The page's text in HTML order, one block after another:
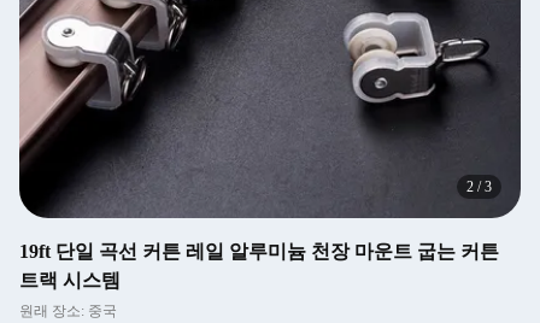
2 /3
19ft 단일 곡선 커튼 레일 알루미늄 천장 마운트 굽는 커튼
트랙 시스템
원래 장소: 중국